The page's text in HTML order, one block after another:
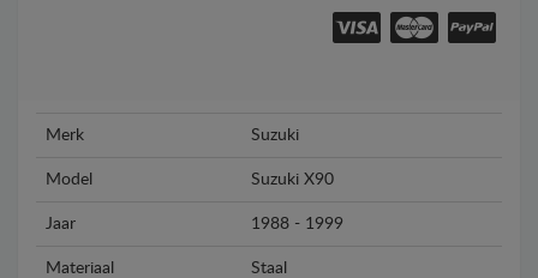
Merk Suzuki
Model Suzuki X90
Jaar 1988 - 1999
Materiaal Staal